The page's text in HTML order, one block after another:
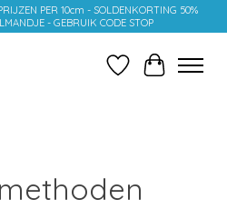
PER 10cm - SOLDENKORTING 50%
- GEBRUIK CODE STOP
Verlanglijst